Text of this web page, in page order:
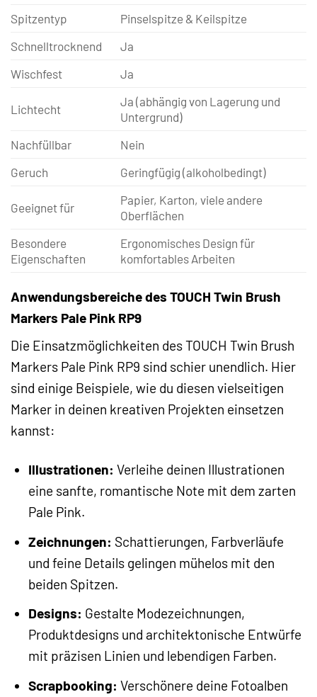
Spitzentyp
Pinselspitze & Keilspitze
Schnelltrocknend
Ja
Wischfest
Ja
Lichtecht
Ja (abhängig von Lagerung und
Untergrund)
Nachfüllbar
Nein
Geruch
Geringfügig (alkoholbedingt)
Geeignet für
Papier, Karton, viele andere
Oberflächen
Besondere
Eigenschaften
Ergonomisches Design für
komfortables Arbeiten
Anwendungsbereiche des TOUCH Twin Brush
Markers Pale Pink RP9
Die Einsatzmöglichkeiten des TOUCH Twin Brush
Markers Pale Pink RP9 sind schier unendlich. Hier
sind einige Beispiele, wie du diesen vielseitigen
Marker in deinen kreativen Projekten einsetzen
kannst:
Illustrationen: Verleihe deinen Illustrationen
eine sanfte, romantische Note mit dem zarten
Pale Pink.
Zeichnungen: Schattierungen, Farbverläufe
und feine Details gelingen mühelos mit den
beiden Spitzen.
Designs: Gestalte Modezeichnungen,
Produktdesigns und architektonische Entwürfe
mit präzisen Linien und lebendigen Farben.
Scrapbooking: Verschönere deine Fotoalben